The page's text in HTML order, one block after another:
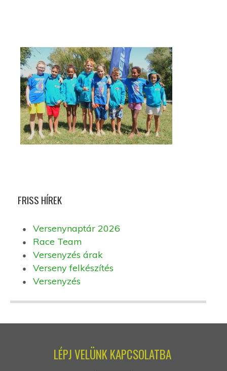
FRISS HÍREK
Versenynaptár 2026
Race Team
Versenyzés árak
Verseny felkészítés
Versenyzés
LÉPJ VELÜNK KAPCSOLATBA